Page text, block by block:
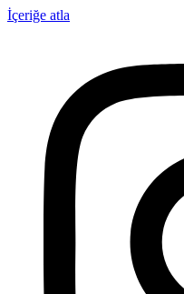
İçeriğe atla